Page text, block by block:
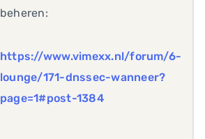
beheren:
https://www.vimexx.nl/forum/6-
lounge/171-dnssec-wanneer?
page=1#post-1384